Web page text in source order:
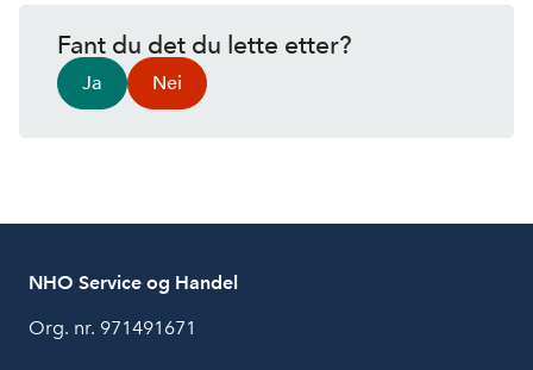
Fant du det du lette etter?
Ja Nei
NHO Service og Handel
Org. nr. 971491671